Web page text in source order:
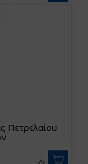
Πετρελαίου